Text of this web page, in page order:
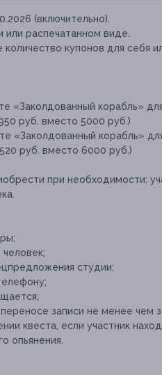
(включительно).
распечатанном виде.
купонов для себя
«Заколдованный корабль»
руб. вместо 5000 руб.)
«Заколдованный корабль»
руб. вместо 6000 руб.)
при необходимости:
студии;
записи не менее чем
квеста, если участник
опьянения.